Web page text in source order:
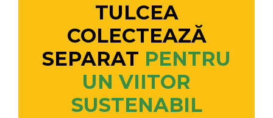
TULCEA
COLECTEAZĂ
SEPARAT PENTRU
UN VIITOR
SUSTENABIL